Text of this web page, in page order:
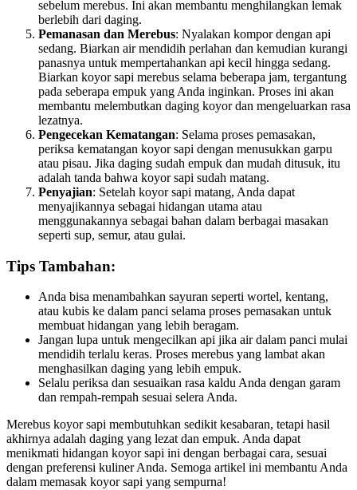
sebelum merebus. Ini akan membantu menghilangkan lemak
berlebih dari daging.
Pemanasan dan Merebus: Nyalakan kompor dengan api
sedang. Biarkan air mendidih perlahan dan kemudian kurangi
panasnya untuk mempertahankan api kecil hingga sedang.
Biarkan koyor sapi merebus selama beberapa jam, tergantung
pada seberapa empuk yang Anda inginkan. Proses ini akan
membantu melembutkan daging koyor dan mengeluarkan rasa
lezatnya.
Pengecekan Kematangan: Selama proses pemasakan,
periksa kematangan koyor sapi dengan menusukkan garpu
atau pisau. Jika daging sudah empuk dan mudah ditusuk, itu
adalah tanda bahwa koyor sapi sudah matang.
Penyajian: Setelah koyor sapi matang, Anda dapat
menyajikannya sebagai hidangan utama atau
menggunakannya sebagai bahan dalam berbagai masakan
seperti sup, semur, atau gulai.
Tips Tambahan:
Anda bisa menambahkan sayuran seperti wortel, kentang,
atau kubis ke dalam panci selama proses pemasakan untuk
membuat hidangan yang lebih beragam.
Jangan lupa untuk mengecilkan api jika air dalam panci mulai
mendidih terlalu keras. Proses merebus yang lambat akan
menghasilkan daging yang lebih empuk.
Selalu periksa dan sesuaikan rasa kaldu Anda dengan garam
dan rempah-rempah sesuai selera Anda.
Merebus koyor sapi membutuhkan sedikit kesabaran, tetapi hasil
akhirnya adalah daging yang lezat dan empuk. Anda dapat
menikmati hidangan koyor sapi ini dengan berbagai cara, sesuai
dengan preferensi kuliner Anda. Semoga artikel ini membantu Anda
dalam memasak koyor sapi yang sempurna!